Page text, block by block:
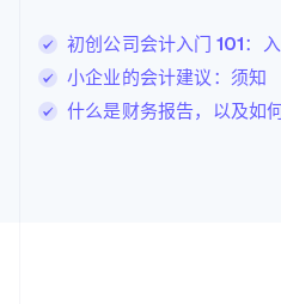
初创公司会计入门 101：
小企业的会计建议：须知
什么是财务报告，以及如
DeutschEnglish
卢森堡
Français Deutsch English
罗马尼亚